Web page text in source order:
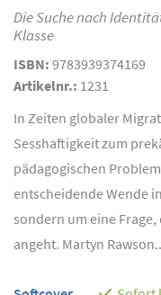
Die Suche nach
Klasse
ISBN: 9783939374169
Artikelnr.: 1231
In Zeiten globaler
Sesshaftigkeit zum
pädagogischen
entscheidende Wende
sondern um eine
angeht. Martyn